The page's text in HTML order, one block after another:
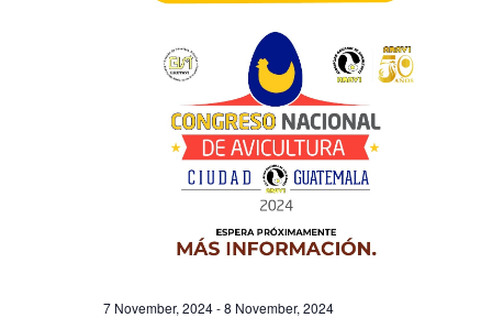
7 November, 2024-8 November, 2024